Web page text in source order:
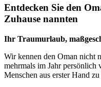
Entdecken Sie den
Zuhause nannten
Ihr Traumurlaub,
Wir kennen den Oman nicht
mehrmals im Jahr
Menschen aus erster Hand